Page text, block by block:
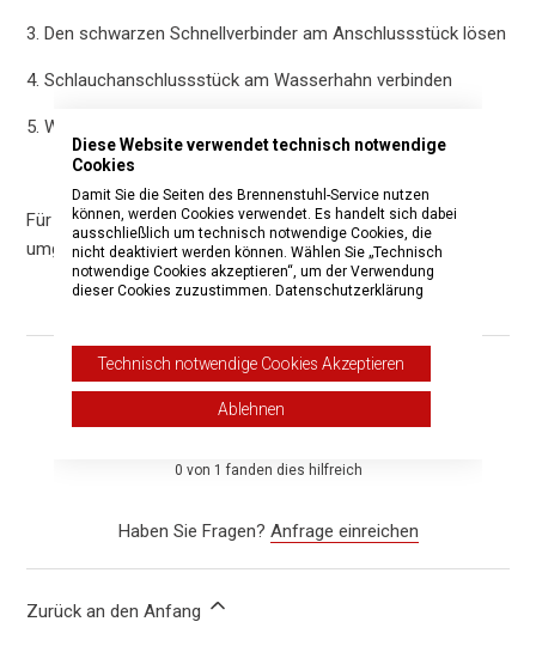
3. Den schwarzen Schnellverbinder am Anschlussstück lösen
4. Schlauchanschlussstück am Wasserhahn verbinden
5. Wasserhahn öffnen
Für die Aufbewahrung hierzu die einzelnen Schritte in der
umgekehrten Reihenfolge durchführen.
War dieser Beitrag hilfreich?
Ja Nein
0 von 1 fanden dies hilfreich
Haben Sie Fragen? Anfrage einreichen
Zurück an den Anfang
Diese Website verwendet technisch notwendige
Cookies
Damit Sie die Seiten des Brennenstuhl-Service nutzen
können, werden Cookies verwendet. Es handelt sich dabei
ausschließlich um technisch notwendige Cookies, die
nicht deaktiviert werden können. Wählen Sie „Technisch
notwendige Cookies akzeptieren“, um der Verwendung
dieser Cookies zuzustimmen. Datenschutzerklärung
Technisch notwendige Cookies Akzeptieren
Ablehnen